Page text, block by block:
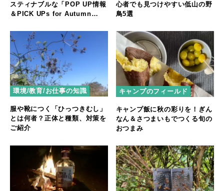
スティナブルな「POP UP情報
＆PICK UPs for Autumn
心者でも見つけやすい低山の野
鳥5選
環境/教育/お仕事の知識
服や靴につく「ひっつきむし」
とは何者？正体と種類、対策を
ご紹介
キャンプのフィールド
キャンプ飯に秋の彩りを！ぎん
なん＆さつまいもでつくる旬の
おつまみ